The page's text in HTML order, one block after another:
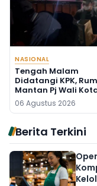
NASIONAL
Tengah Malam
Didatangi KPK,
Mantan Pj Wali
Digeledah, Empat
Dibawa
06 Agustus 2026
Berita Terkini